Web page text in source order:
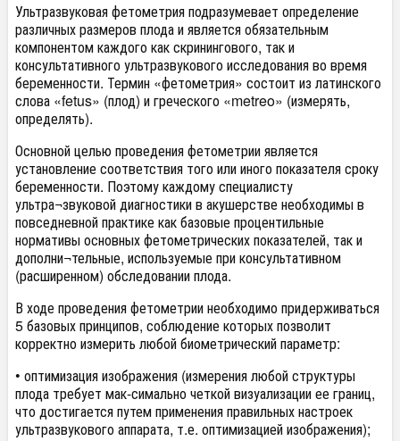
Ультразвуковая фетометрия подразумевает определение
различных размеров плода и является обязательным
компонентом каждого как скринингового, так и
консультативного ультразвукового исследования во время
беременности. Термин «фетометрия» состоит из латинского
слова «fetus» (плод) и греческого «metreo» (измерять,
определять).
Основной целью проведения фетометрии является
установление соответствия того или иного показателя сроку
беременности. Поэтому каждому специалисту
ультра¬звуковой диагностики в акушерстве необходимы в
повседневной практике как базовые процентильные
нормативы основных фетометрических показателей, так и
дополни¬тельные, используемые при консультативном
(расширенном) обследовании плода.
В ходе проведения фетометрии необходимо придерживаться
5 базовых принципов, соблюдение которых позволит
корректно измерить любой биометрический параметр:
• оптимизация изображения (измерения любой структуры
плода требует мак-симально четкой визуализации ее границ,
что достигается путем применения правильных настроек
ультразвукового аппарата, т.е. оптимизацией изображения);